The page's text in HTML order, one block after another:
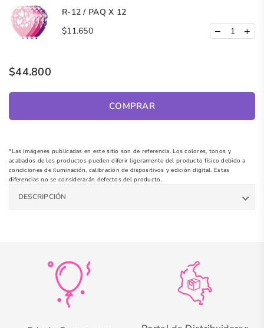
R-12 / PAQ X 12
$11.650
$44.800
COMPRAR
*Las imágenes publicadas en este sitio son de referencia. Los colores, tonos y
acabados de los productos pueden diferir ligeramente del producto físico debido a
condiciones de iluminación, calibración de dispositivos y edición digital. Estas
diferencias no se considerarán defectos del producto.
DESCRIPCIÓN